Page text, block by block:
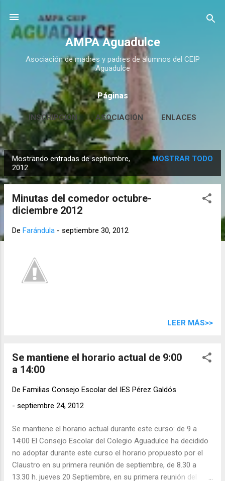
Ir al contenido principal
AMPA Aguadulce
Asociación de madres y padres de alumnos del CEIP
Aguadulce
Páginas
INSCRIPCIÓN ASOCIACIÓN ENLACES
CONTACTO MÁS… HUERTO ESCOLAR
n
Mostrando entradas de septiembre,
2012
MOSTRAR TODO
Minutas del comedor octubre-
diciembre 2012
De Farándula - septiembre 30, 2012
LEER MÁS>>
Se mantiene el horario actual de 9:00
a 14:00
De Familias Consejo Escolar del IES Pérez Galdós
- septiembre 24, 2012
Se mantiene el horario actual durante este curso: de 9 a
14:00 El Consejo Escolar del Colegio Aguadulce ha decidido
no adoptar durante este curso el horario propuesto por el
Claustro en su primera reunión de septiembre, de 8.30 a
13.30 h. jueves 20 Septiembre, en su primera reunión del